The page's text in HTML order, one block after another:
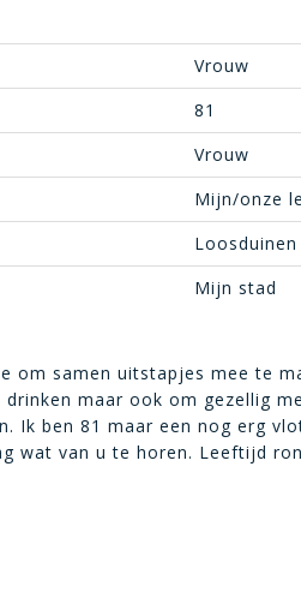
Vrouw
81
Vrouw
Mijn/onze
Loosduinen
Mijn stad
om samen uitstapjes mee te
maar ook om gezellig
Ik ben 81 maar een nog erg
wat van u te horen. Leeftijd